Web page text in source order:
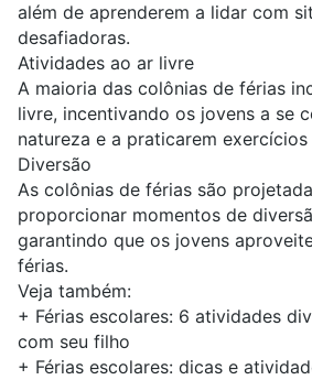
além de aprenderem a lidar com
desafiadoras.
Atividades ao ar livre
A maioria das colônias de férias
livre, incentivando os jovens a se
natureza e a praticarem
Diversão
As colônias de férias são
proporcionar momentos de
garantindo que os jovens
férias.
Veja também:
+ Férias escolares: 6 atividades
com seu filho
+ Férias escolares: dicas e